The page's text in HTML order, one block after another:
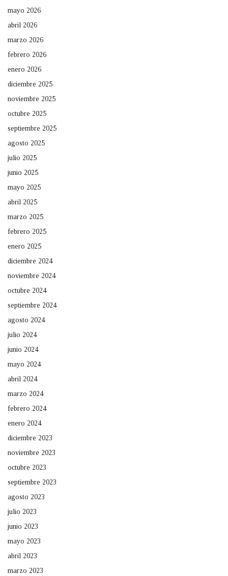
mayo 2026
abril 2026
marzo 2026
febrero 2026
enero 2026
diciembre 2025
noviembre 2025
octubre 2025
septiembre 2025
agosto 2025
julio 2025
junio 2025
mayo 2025
abril 2025
marzo 2025
febrero 2025
enero 2025
diciembre 2024
noviembre 2024
octubre 2024
septiembre 2024
agosto 2024
julio 2024
junio 2024
mayo 2024
abril 2024
marzo 2024
febrero 2024
enero 2024
diciembre 2023
noviembre 2023
octubre 2023
septiembre 2023
agosto 2023
julio 2023
junio 2023
mayo 2023
abril 2023
marzo 2023